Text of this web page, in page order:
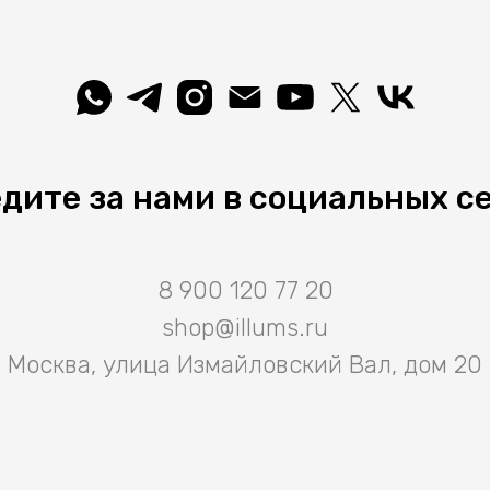
за нами в социальных
8 900 120 77 20
shop@illums.ru
Москва, улица Измайловский Вал, дом 20